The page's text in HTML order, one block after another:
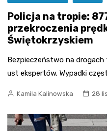
Policja na tropie:
przekroczenia
Świętokrzyskiem
Bezpieczeństwo na
ust ekspertów. Wypadki
Kamila Kalinowska 28